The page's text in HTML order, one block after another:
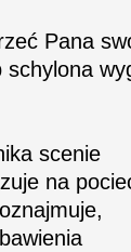
Pana
scenie
na